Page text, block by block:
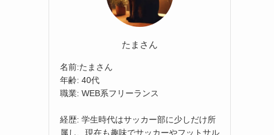
たまさん
名前:たまさん
年齢: 40代
職業: WEB系フリーランス
経歴: 学生時代はサッカー部に少しだけ所
属し、現在も趣味でサッカーやフットサル